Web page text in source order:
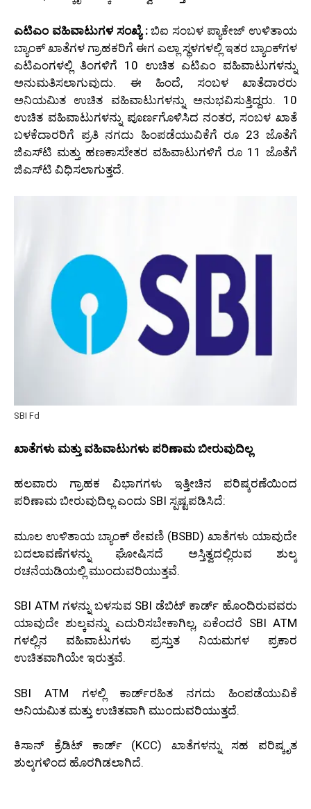
ಎಟಿಎಂ ವಹಿವಾಟುಗಳ ಸಂಖ್ಯೆ :ಬಿಐ ಸಂಬಳ ಪ್ಯಾಕೇಜ್ ಉಳಿತಾಯ
ಬ್ಯಾಂಕ್ ಖಾತೆಗಳ ಗ್ರಾಹಕರಿಗೆ ಈಗ ಎಲ್ಲಾ ಸ್ಥಳಗಳಲ್ಲಿ ಇತರ ಬ್ಯಾಂಕ್‌ಗಳ
ಎಟಿಎಂಗಳಲ್ಲಿ ತಿಂಗಳಿಗೆ 10 ಉಚಿತ ಎಟಿಎಂ ವಹಿವಾಟುಗಳನ್ನು
ಅನುಮತಿಸಲಾಗುವುದು. ಈ ಹಿಂದೆ, ಸಂಬಳ ಖಾತೆದಾರರು
ಅನಿಯಮಿತ ಉಚಿತ ವಹಿವಾಟುಗಳನ್ನು ಅನುಭವಿಸುತ್ತಿದ್ದರು. 10
ಉಚಿತ ವಹಿವಾಟುಗಳನ್ನು ಪೂರ್ಣಗೊಳಿಸಿದ ನಂತರ, ಸಂಬಳ ಖಾತೆ
ಬಳಕೆದಾರರಿಗೆ ಪ್ರತಿ ನಗದು ಹಿಂಪಡೆಯುವಿಕೆಗೆ ರೂ 23 ಜೊತೆಗೆ
ಜಿಎಸ್‌ಟಿ ಮತ್ತು ಹಣಕಾಸುೇತರ ವಹಿವಾಟುಗಳಿಗೆ ರೂ 11 ಜೊತೆಗೆ
ಜಿಎಸ್‌ಟಿ ವಿಧಿಸಲಾಗುತ್ತದೆ.
SBI Fd
ಖಾತೆಗಳು ಮತ್ತು ವಹಿವಾಟುಗಳು ಪರಿಣಾಮ ಬೀರುವುದಿಲ್ಲ
ಹಲವಾರು ಗ್ರಾಹಕ ವಿಭಾಗಗಳು ಇತ್ತೀಚಿನ ಪರಿಷ್ಕರಣೆಯಿಂದ
ಪರಿಣಾಮ ಬೀರುವುದಿಲ್ಲ ಎಂದು SBI ಸ್ಪಷ್ಟಪಡಿಸಿದೆ:
ಮೂಲ ಉಳಿತಾಯ ಬ್ಯಾಂಕ್ ಠೇವಣಿ (BSBD) ಖಾತೆಗಳು ಯಾವುದೇ
ಬದಲಾವಣೆಗಳನ್ನು ಘೋಷಿಸದೆ ಅಸ್ತಿತ್ವದಲ್ಲಿರುವ ಶುಲ್ಕ
ರಚನೆಯಡಿಯಲ್ಲಿ ಮುಂದುವರಿಯುತ್ತವೆ.
SBI ATM ಗಳನ್ನು ಬಳಸುವ SBI ಡೆಬಿಟ್ ಕಾರ್ಡ್ ಹೊಂದಿರುವವರು
ಯಾವುದೇ ಶುಲ್ಕವನ್ನು ಎದುರಿಸಬೇಕಾಗಿಲ್ಲ, ಏಕೆಂದರೆ SBI ATM
ಗಳಲ್ಲಿನ ವಹಿವಾಟುಗಳು ಪ್ರಸ್ತುತ ನಿಯಮಗಳ ಪ್ರಕಾರ
ಉಚಿತವಾಗಿಯೇ ಇರುತ್ತವೆ.
SBI ATM ಗಳಲ್ಲಿ ಕಾರ್ಡ್‌ರಹಿತ ನಗದು ಹಿಂಪಡೆಯುವಿಕೆ
ಅನಿಯಮಿತ ಮತ್ತು ಉಚಿತವಾಗಿ ಮುಂದುವರಿಯುತ್ತದೆ.
ಕಿಸಾನ್ ಕ್ರೆಡಿಟ್ ಕಾರ್ಡ್ (KCC) ಖಾತೆಗಳನ್ನು ಸಹ ಪರಿಷ್ಕೃತ
ಶುಲ್ಕಗಳಿಂದ ಹೊರಗಿಡಲಾಗಿದೆ.